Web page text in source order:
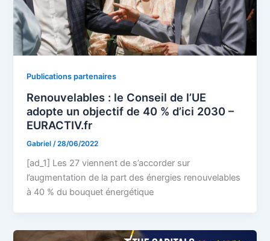
Publications partenaires
Renouvelables : le Conseil de l’UE
adopte un objectif de 40 % d’ici 2030 –
EURACTIV.fr
Gabriel /28/06/2022
[ad_1] Les 27 viennent de s’accorder sur
l’augmentation de la part des énergies renouvelables
à 40 % du bouquet énergétique